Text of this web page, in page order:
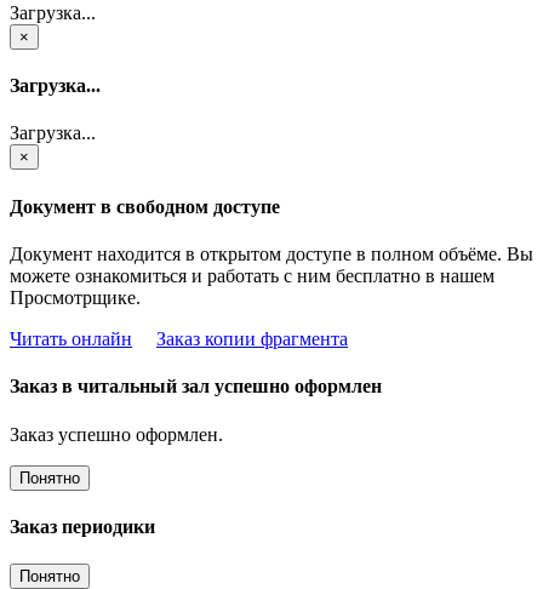
Загрузка...
×
Загрузка...
Загрузка...
×
Документ в свободном доступе
Документ находится в открытом доступе в полном объёме. Вы
можете ознакомиться и работать с ним бесплатно в нашем
Просмотрщике.
Читать онлайн
Заказ копии фрагмента
Заказ в читальный зал успешно оформлен
Заказ успешно оформлен.
Понятно
Заказ периодики
Понятно